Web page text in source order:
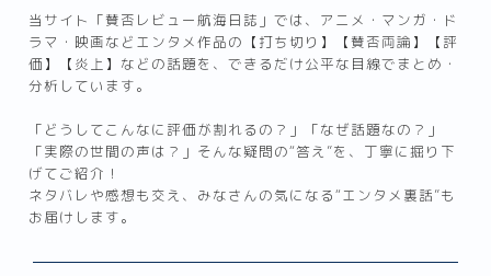
当サイト「賛否レビュー航海日誌」では、アニメ・マンガ・ド
ラマ・映画などエンタメ作品の【打ち切り】【賛否両論】【評
価】【炎上】などの話題を、できるだけ公平な目線でまとめ・
分析しています。
「どうしてこんなに評価が割れるの？」「なぜ話題なの？」
「実際の世間の声は？」そんな疑問の“答え”を、丁寧に掘り下
げてご紹介！
ネタバレや感想も交え、みなさんの気になる“エンタメ裏話”も
お届けします。